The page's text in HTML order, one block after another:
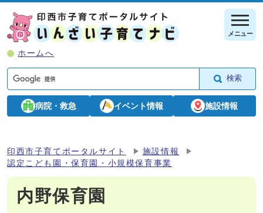
ホームへ
検索
病院・救急 イベント情報 施設情報
メニュー
印西市子育てポータルサイト
施設情報
認定こども園・保育園・小規模保育事業
内野保育園